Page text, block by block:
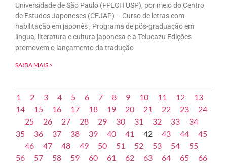
Universidade de São Paulo (FFLCH USP), por meio do Centro
de Estudos Japoneses (CEJAP) – Curso de letras com
habilitação em japonês , Programa de pós-graduação em
língua, literatura e cultura japonesa e a Telucazu Edições
promovem o lançamento da tradução
SAIBA MAIS >
1 2 3 4 5 6 7 8 9 10 11 12
13
14
15 16 17 18 19 20 21 22 23
24
25
26 27 28 29 30 31 32 33
34
35
36 37 38 39 40 41 42 43 44
45
46
47 48 49 50 51 52 53 54
55
56
57 58 59 60 61 62 63 64 65
66